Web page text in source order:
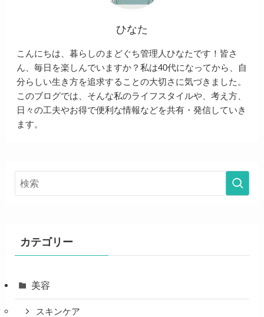
ひなた
こんにちは、暮らしのまどぐち管理人ひなたです！皆さ
ん、毎日を楽しんでいますか？私は40代になってから、自
分らしい生き方を追求することの大切さに気づきました。
このブログでは、そんな私のライフスタイルや、考え方、
日々の工夫やお得で便利な情報などを共有・発信していき
ます。
カテゴリー
美容
スキンケア